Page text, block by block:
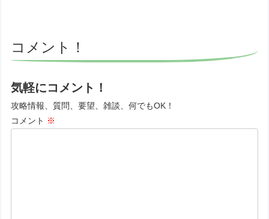
コメント！
気軽にコメント！
攻略情報、質問、要望、雑談、何でもOK！
コメント ※